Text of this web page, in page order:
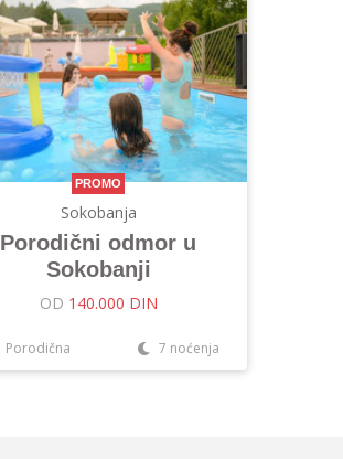
PROMO
Sokobanja
Porodični odmor u
Sokobanji
OD 140.000 DIN
Porodična 7 noćenja